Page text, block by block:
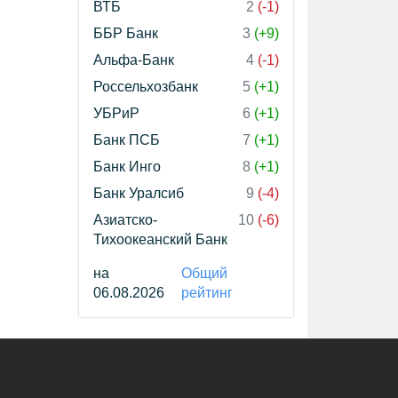
ВТБ
2 (-1)
ББР Банк
3 (+9)
Альфа-Банк
4 (-1)
Россельхозбанк
5 (+1)
УБРиР
6 (+1)
Банк ПСБ
7 (+1)
Банк Инго
8 (+1)
Банк Уралсиб
9 (-4)
Азиатско-
Тихоокеанский Банк
10 (-6)
на
06.08.2026
Общий
рейтинг